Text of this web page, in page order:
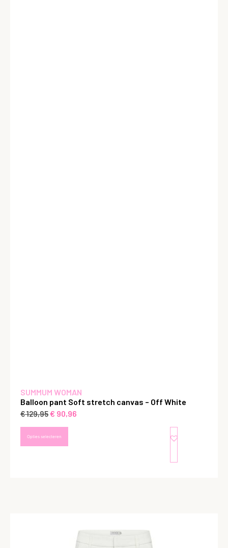
SUMMUM WOMAN
Balloon pant Soft stretch canvas – Off White
€129,95€ 90,96
Opties selecteren